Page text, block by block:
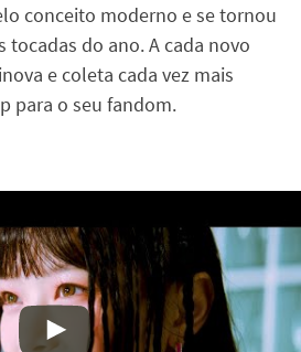
conceito moderno e se tornou
tocadas do ano. A cada novo
e coleta cada vez mais
para o seu fandom.